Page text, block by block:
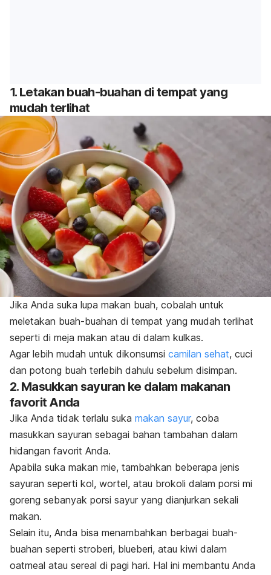
1. Letakan buah-buahan di tempat yang
mudah terlihat
Jika Anda suka lupa makan buah, cobalah untuk
meletakan buah-buahan di tempat yang mudah terlihat
seperti di meja makan atau di dalam kulkas.
Agar lebih mudah untuk dikonsumsi camilan sehat, cuci
dan potong buah terlebih dahulu sebelum disimpan.
2. Masukkan sayuran ke dalam makanan
favorit Anda
Jika Anda tidak terlalu suka makan sayur, coba
masukkan sayuran sebagai bahan tambahan dalam
hidangan favorit Anda.
Apabila suka makan mie, tambahkan beberapa jenis
sayuran seperti kol, wortel, atau brokoli dalam porsi mi
goreng sebanyak porsi sayur yang dianjurkan sekali
makan.
Selain itu, Anda bisa menambahkan berbagai buah-
buahan seperti stroberi, blueberi, atau kiwi dalam
oatmeal atau sereal di pagi hari. Hal ini membantu Anda